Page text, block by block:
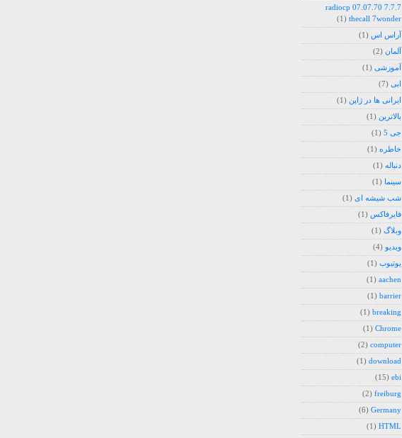
7.7.7 07.07.70 radiocp
thecall 7wonder
(1)
آراس اس (1)
آلمان (2)
آموزشی (1)
ابی (7)
ایرانی ها در ژاپن (1)
بالاترین (1)
جی 5 (1)
خاطره (1)
دنباله (1)
سینما (1)
شب شیشه ای (1)
فایرفاکس (1)
وبلاگ (1)
ویدیو (4)
یوتیوب (1)
aachen
(1)
barrier
(1)
breaking
(1)
Chrome
(1)
computer
(2)
download
(1)
ebi
(15)
freiburg
(2)
Germany
(6)
HTML
(1)